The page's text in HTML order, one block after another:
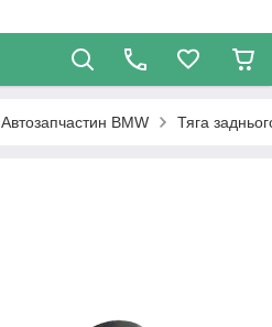
Автозапчастин BMW Тяга